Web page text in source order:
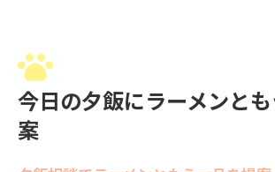
今日の夕飯にラーメンと
案